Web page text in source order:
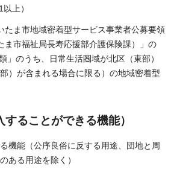
1以上）
たま市地域密着型サービス事業者公募要領
ま市福祉局長寿応援部介護保険課）」の
」のうち、日常生活圏域が北区（東部）
）が含まれる場合に限る）の地域密着型
ることができる機能）
機能（公序良俗に反する用途、団地と周
ある用途を除く）